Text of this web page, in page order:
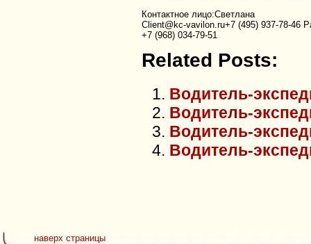
Контактное лицо:Светлана
Client@kc-vavilon.ru+7 (495) 937-78-46
+7 (968) 034-79-51
Related Posts:
Водитель-
Водитель-
Водитель-
Водитель-
наверх страницы